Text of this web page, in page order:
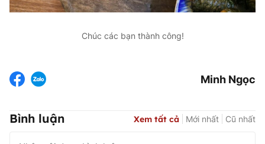
Chúc các bạn thành công!
Minh Ngọc
Bình luận Xem tất cả Mới nhất Cũ nhất